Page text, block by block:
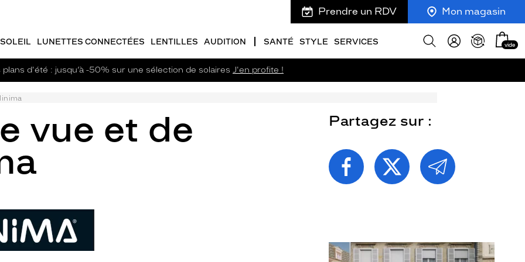
Prendre un RDV Mon magasin
LUNETTES CONNECTÉES LENTILLES AUDITION SANTÉ STYLE SERVICES
Afficher
Mon
panier
vide
plans d'été : jusqu’à -50% sur une sélection de solaires J'en profite !
vue et de Partagez sur :
PARTAGEZ
CETTE
PAGE
SUR
FACEBOOK
PARTAGEZ
CETTE
PAGE
SUR
TWITTER
PARTAGEZ
CETTE
PAGE
PAR
E-